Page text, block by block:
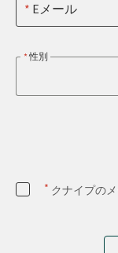
Eメール
性別
* クナイプの